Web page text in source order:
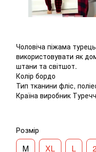
Чоловіча піжама
використовувати як
штани та світшот.
Колір бордо
Тип тканини фліс,
Країна виробник
Розмір
M XL L